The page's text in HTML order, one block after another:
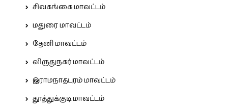
சிவகங்கை மாவட்டம்
மதுரை மாவட்டம்
தேனி மாவட்டம்
விருதுநகர் மாவட்டம்
இராமநாதபுரம் மாவட்டம்
தூத்துக்குடி மாவட்டம்